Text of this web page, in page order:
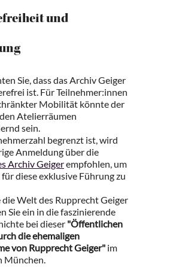
und
Sie, dass das Archiv Geiger
ist. Für Teilnehmer:innen
Mobilität könnte der
Atelierräumen
sein.
begrenzt ist, wird
Anmeldung über die
Archiv Geigerempfohlen, um
diese exklusive Führung zu
die Welt des Rupprecht Geiger
Sie ein in die faszinierende
bei dieser "Öffentlichen
die ehemaligen
von Rupprecht Geiger" im
München.